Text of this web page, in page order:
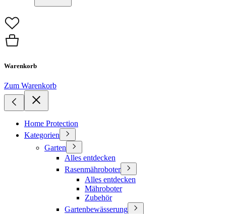
Warenkorb
Zum Warenkorb
Home Protection
Kategorien
Garten
Alles entdecken
Rasenmähroboter
Alles entdecken
Mähroboter
Zubehör
Gartenbewässerung